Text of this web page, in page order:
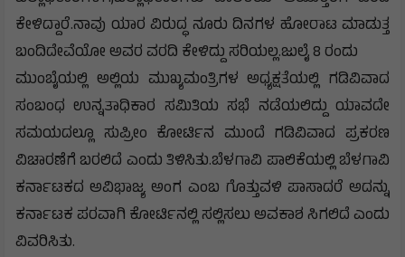
ಕೇಳಿದ್ದಾರೆ.ನಾವು ಯಾರ ವಿರುದ್ಧ ನೂರು ದಿನಗಳ ಹೋರಾಟ ಮಾಡುತ್ತ
ಬಂದಿದೇವೆಯೋ ಅವರ ವರದಿ ಕೇಳಿದ್ದು ಸರಿಯಲ್ಲ.ಜುಲೈ 8 ರಂದು
ಮುಂಬೈಯಲ್ಲಿ ಅಲ್ಲಿಯ ಮುಖ್ಯಮಂತ್ರಿಗಳ ಅಧ್ಯಕ್ಷತೆಯಲ್ಲಿ ಗಡಿವಿವಾದ
ಸಂಬಂಧ ಉನ್ನತಾಧಿಕಾರ ಸಮಿತಿಯ ಸಭೆ ನಡೆಯಲಿದ್ದು ಯಾವದೇ
ಸಮಯದಲ್ಲೂ ಸುಪ್ರೀಂ ಕೋರ್ಟಿನ ಮುಂದೆ ಗಡಿವಿವಾದ ಪ್ರಕರಣ
ವಿಚಾರಣೆಗೆ ಬರಲಿದೆ ಎಂದು ತಿಳಿಸಿತು.ಬೆಳಗಾವಿ ಪಾಲಿಕೆಯಲ್ಲಿ ಬೆಳಗಾವಿ
ಕರ್ನಾಟಕದ ಅವಿಭಾಜ್ಯ ಅಂಗ ಎಂಬ ಗೊತ್ತುವಳಿ ಪಾಸಾದರೆ ಅದನ್ನು
ಕರ್ನಾಟಕ ಪರವಾಗಿ ಕೋರ್ಟಿನಲ್ಲಿ ಸಲ್ಲಿಸಲು ಅವಕಾಶ ಸಿಗಲಿದೆ ಎಂದು
ವಿವರಿಸಿತು.